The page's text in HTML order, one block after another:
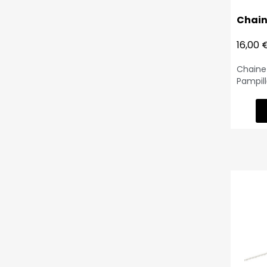
16,00